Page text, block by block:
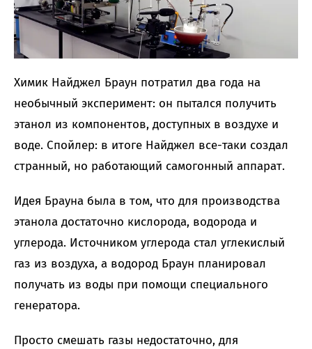
Химик Найджел Браун потратил два года на
необычный эксперимент: он пытался получить
этанол из компонентов, доступных в воздухе и
воде. Спойлер: в итоге Найджел все-таки создал
странный, но работающий самогонный аппарат.
Идея Брауна была в том, что для производства
этанола достаточно кислорода, водорода и
углерода. Источником углерода стал углекислый
газ из воздуха, а водород Браун планировал
получать из воды при помощи специального
генератора.
Просто смешать газы недостаточно, для